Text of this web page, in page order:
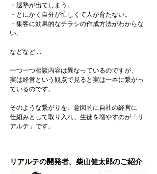
・退塾が出てしまう。
・とにかく自分が忙しくて人が育たない。
・集客に効果的なチラシの作成方法がわからな
い。
などなど …
一つ一つ相談内容は異なっているのですが、
実は経営という観点で見ると実は一本に繋がっ
ているのです。
そのような繋がりを、意図的に自社の経営に
仕組みとして取り入れ、 生徒を増やすのが「リ
アルテ」です。
リアルテの開発者、柴山健太郎のご紹介